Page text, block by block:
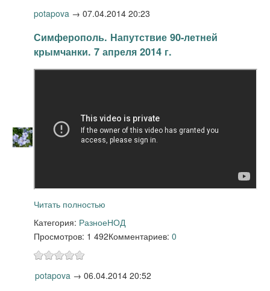
potapova → 07.04.2014 20:23
Симферополь. Напутствие 90-летней
крымчанки. 7 апреля 2014 г.
Читать полностью
Категория: РазноеНОД
Просмотров: 1 492Комментариев: 0
potapova → 06.04.2014 20:52